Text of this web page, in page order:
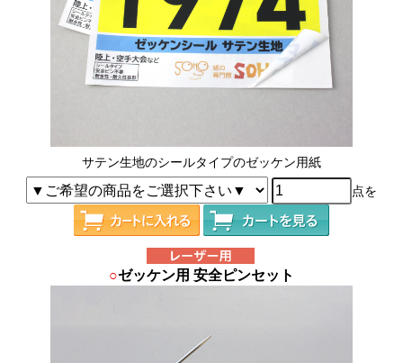
サテン生地のシールタイプのゼッケン用紙
点を
○ゼッケン用 安全ピンセット